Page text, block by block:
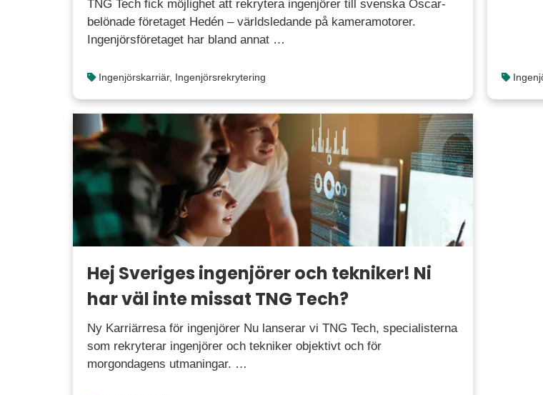
TNG Tech fick möjlighet att rekrytera ingenjörer till svenska Oscar-
belönade företaget Hedén – världsledande på kameramotorer.
Ingenjörsföretaget har bland annat …
Ingenjörskarriär, Ingenjörsrekrytering
Hej Sveriges ingenjörer och tekniker! Ni
har väl inte missat TNG Tech?
Ny Karriärresa för ingenjörer Nu lanserar vi TNG Tech, specialisterna
som rekryterar ingenjörer och tekniker objektivt och för
morgondagens utmaningar. …